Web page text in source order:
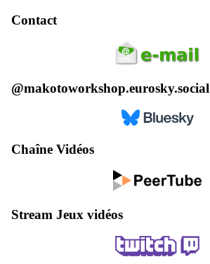
Contact
@makotoworkshop.eurosky.social
Chaîne Vidéos
Stream Jeux vidéos